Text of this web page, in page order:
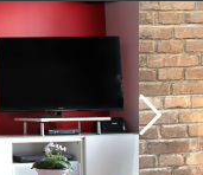
Poêles à Bois